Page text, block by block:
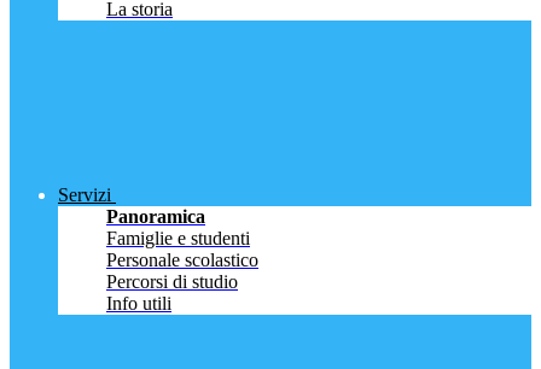
La storia
Servizi
Panoramica
Famiglie e studenti
Personale scolastico
Percorsi di studio
Info utili